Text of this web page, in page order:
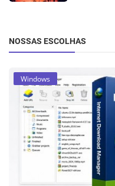
NOSSAS ESCOLHAS
Windows